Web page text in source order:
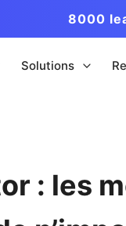
8000
Solutions
: les